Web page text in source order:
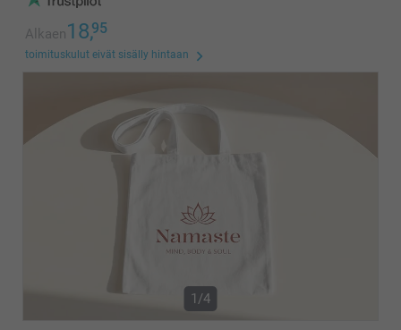
Alkaen18,95
toimituskulut eivät sisälly hintaan
1/4